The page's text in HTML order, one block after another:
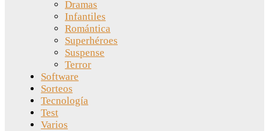
Dramas
Infantiles
Romántica
Superhéroes
Suspense
Terror
Software
Sorteos
Tecnología
Test
Varios